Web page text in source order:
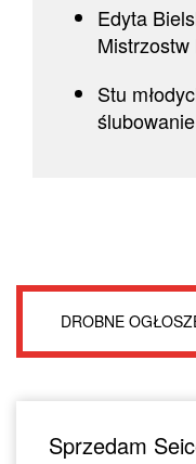
Edyta
Mistrzostw
Stu
DROBNE
Sprzedam